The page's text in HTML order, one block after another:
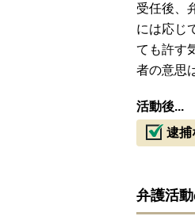
受任後、
には応じ
ても許す
者の意思
活動後...
逮捕
弁護活